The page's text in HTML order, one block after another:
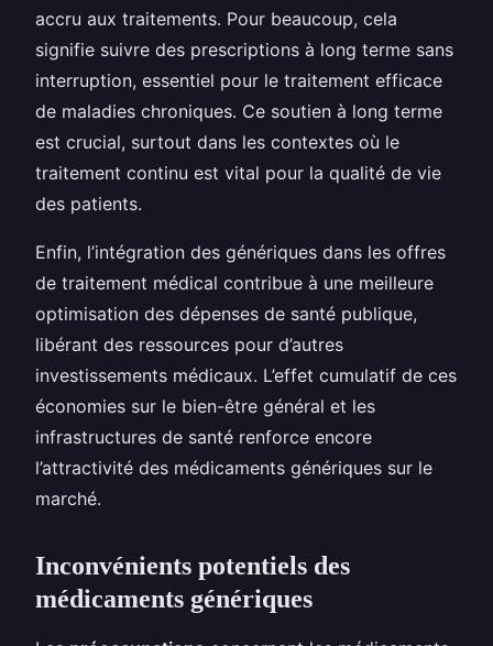
accru aux traitements. Pour beaucoup, cela
signifie suivre des prescriptions à long terme sans
interruption, essentiel pour le traitement efficace
de maladies chroniques. Ce soutien à long terme
est crucial, surtout dans les contextes où le
traitement continu est vital pour la qualité de vie
des patients.
Enfin, l’intégration des génériques dans les offres
de traitement médical contribue à une meilleure
optimisation des dépenses de santé publique,
libérant des ressources pour d’autres
investissements médicaux. L’effet cumulatif de ces
économies sur le bien-être général et les
infrastructures de santé renforce encore
l’attractivité des médicaments génériques sur le
marché.
Inconvénients potentiels des
médicaments génériques